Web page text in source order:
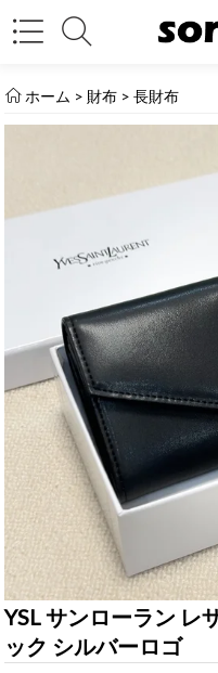
ホーム > 財布 >長財布
YSL サンローラン レ
ック シルバーロゴ